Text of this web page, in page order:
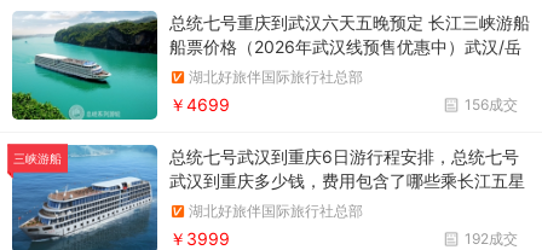
总统七号重庆到武汉六天五晚预定 长江三峡游船
船票价格（2026年武汉线预售优惠中）武汉/岳
阳/洞庭湖/葛洲坝船闸/三峡大坝/西陵峡/三峡大
坝五级船闸/神女溪/巫峡/白帝城/瞿塘峡/丰都/重
湖北好旅伴国际旅行社总部
156成交
￥4699
三峡游船
总统七号武汉到重庆6日游行程安排，总统七号
武汉到重庆多少钱，费用包含了哪些乘长江五星
游轮,带您悠游三峡两坝,横跨1286公里, 从三国
夏都武汉到3D魔幻之城重庆
湖北好旅伴国际旅行社总部
192成交
￥3999